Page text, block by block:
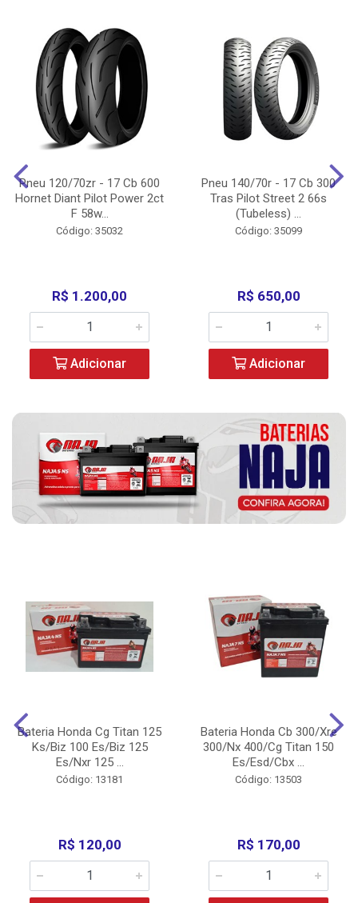
Pneu 120/70zr - 17 Cb 600
Hornet Diant Pilot Power 2ct
F 58w...
Código: 35032
R$ 1.200,00
Adicionar
Pneu 140/70r - 17 Cb 300
Tras Pilot Street 2 66s
(Tubeless) ...
Código: 35099
R$ 650,00
Adicionar
Bateria Honda Cg Titan 125
Ks/Biz 100 Es/Biz 125
Es/Nxr 125 ...
Código: 13181
R$ 120,00
Bateria Honda Cb 300/Xre
300/Nx 400/Cg Titan 150
Es/Esd/Cbx ...
Código: 13503
R$ 170,00